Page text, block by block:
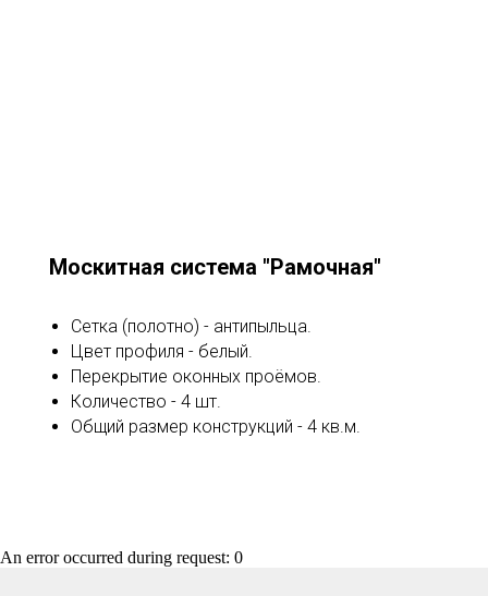
Москитная система "Рамочная"
Сетка (полотно) - антипыльца.
Цвет профиля - белый.
Перекрытие оконных проёмов.
Количество - 4 шт.
Общий размер конструкций - 4 кв.м.
An error occurred during request: 0